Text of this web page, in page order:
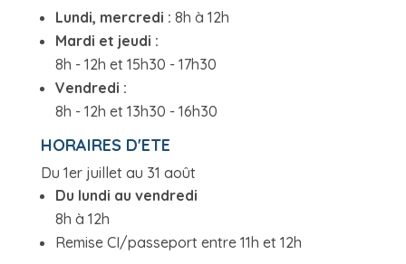
Lundi, mercredi : 8h à 12h
Mardi et jeudi :
8h - 12h et 15h30 - 17h30
Vendredi :
8h - 12h et 13h30 - 16h30
HORAIRES D'ETE
Du 1er juillet au 31 août
Du lundi au vendredi
8h à 12h
Remise CI/passeport entre 11h et 12h